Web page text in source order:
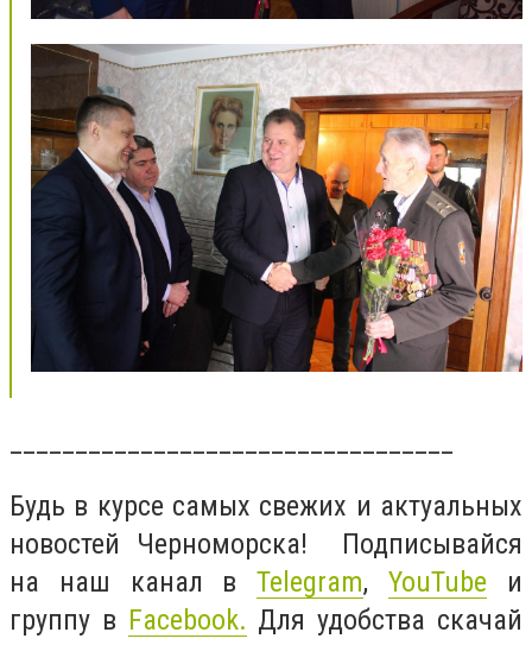
Будь в курсе самых свежих и актуальных
новостей Черноморска! Подписывайся
на наш канал вTelegram,YouTube и
группу в Facebook. Для удобства скачай